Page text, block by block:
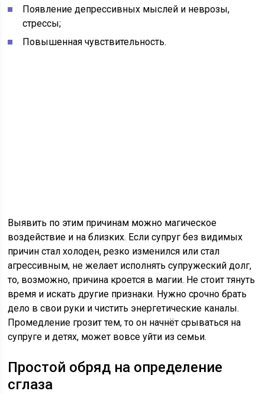
Появление депрессивных мыслей и неврозы,
стрессы;
Повышенная чувствительность.
Выявить по этим причинам можно магическое
воздействие и на близких. Если супруг без видимых
причин стал холоден, резко изменился или стал
агрессивным, не желает исполнять супружеский долг,
то, возможно, причина кроется в магии. Не стоит тянуть
время и искать другие признаки. Нужно срочно брать
дело в свои руки и чистить энергетические каналы.
Промедление грозит тем, то он начнёт срываться на
супруге и детях, может вовсе уйти из семьи.
Простой обряд на определение
сглаза